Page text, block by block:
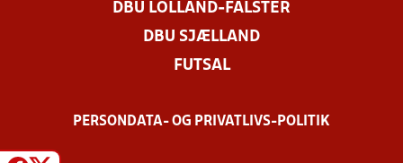
DBU LOLLAND-FALSTER
DBU SJÆLLAND
FUTSAL
PERSONDATA- OG PRIVATLIVS-POLITIK